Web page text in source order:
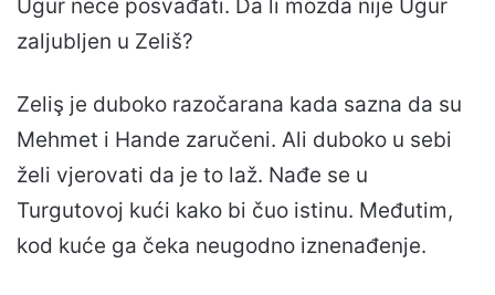
Ugur nece posvađati. Da li mozda nije Ugur
zaljubljen u Zeliš?
Zeliş je duboko razočarana kada sazna da su
Mehmet i Hande zaručeni. Ali duboko u sebi
želi vjerovati da je to laž. Nađe se u
Turgutovoj kući kako bi čuo istinu. Međutim,
kod kuće ga čeka neugodno iznenađenje.